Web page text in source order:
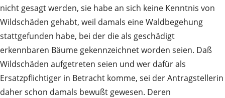
nicht gesagt werden, sie habe an sich keine Kenntnis von
Wildschäden gehabt, weil damals eine Waldbegehung
stattgefunden habe, bei der die als geschädigt
erkennbaren Bäume gekennzeichnet worden seien. Daß
Wildschäden aufgetreten seien und wer dafür als
Ersatzpflichtiger in Betracht komme, sei der Antragstellerin
daher schon damals bewußt gewesen. Deren